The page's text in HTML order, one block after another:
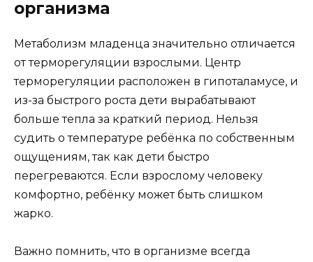
организма
Метаболизм младенца значительно отличается
от терморегуляции взрослыми. Центр
терморегуляции расположен в гипоталамусе, и
из-за быстрого роста дети вырабатывают
больше тепла за краткий период. Нельзя
судить о температуре ребёнка по собственным
ощущениям, так как дети быстро
перегреваются. Если взрослому человеку
комфортно, ребёнку может быть слишком
жарко.
Важно помнить, что в организме всегда